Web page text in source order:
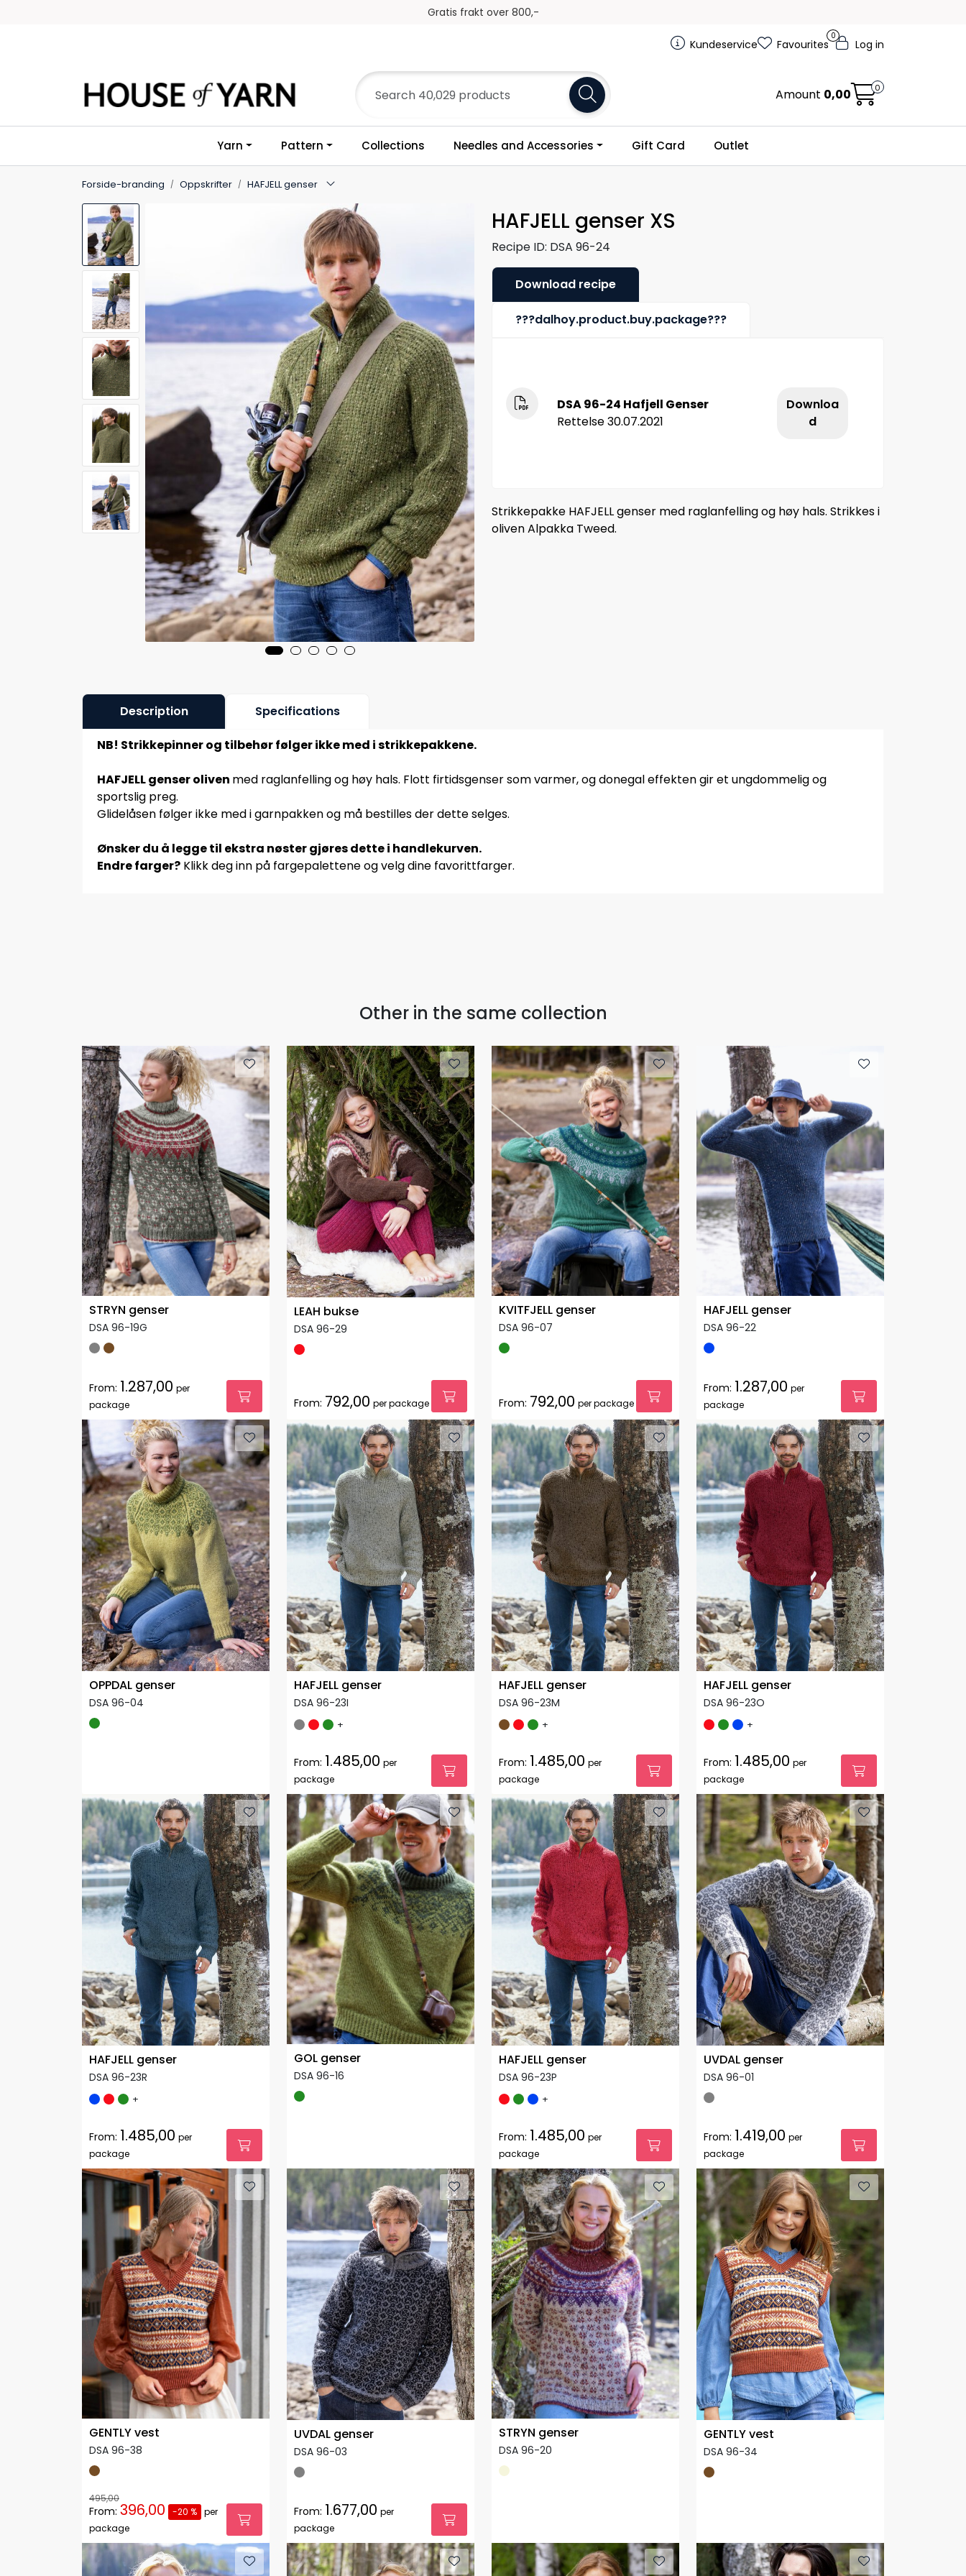
Frakt 79,-
Kundeservice
0
Favourites Log in
Amount 0,00 0
Yarn Pattern Collections Needles and Accessories Gift Card Outlet
Forside-branding Oppskrifter HAFJELL genser
HAFJELL genser XS
Recipe ID: DSA 96-24
Download recipe
???dalhoy.product.buy.package???
DSA 96-24 Hafjell Genser
Rettelse 30.07.2021
Downloa
d
Strikkepakke HAFJELL genser med raglanfelling og høy hals. Strikkes i
oliven Alpakka Tweed.
Description Specifications
NB! Strikkepinner og tilbehør følger ikke med i strikkepakkene.
HAFJELL genser oliven med raglanfelling og høy hals. Flott firtidsgenser som varmer, og donegal effekten gir et ungdommelig og
sportslig preg.
Glidelåsen følger ikke med i garnpakken og må bestilles der dette selges.
Ønsker du å legge til ekstra nøster gjøres dette i handlekurven.
Endre farger? Klikk deg inn på fargepalettene og velg dine favorittfarger.
Other in the same collection
STRYN genser
DSA 96-19G
From: 1.287,00 per
package
LEAH bukse
DSA 96-29
From: 792,00 per package
KVITFJELL genser
DSA 96-07
From: 792,00 per package
HAFJELL genser
DSA 96-22
From: 1.287,00 per
package
OPPDAL genser
DSA 96-04
HAFJELL genser
DSA 96-23I
+
From: 1.485,00 per
package
HAFJELL genser
DSA 96-23M
+
From: 1.485,00 per
package
HAFJELL genser
DSA 96-23O
+
From: 1.485,00 per
package
HAFJELL genser
DSA 96-23R
+
From: 1.485,00 per
package
GOL genser
DSA 96-16
HAFJELL genser
DSA 96-23P
+
From: 1.485,00 per
package
UVDAL genser
DSA 96-01
From: 1.419,00 per
package
GENTLY vest
DSA 96-38
495,00
From: 396,00 -20 % per
package
UVDAL genser
DSA 96-03
From: 1.677,00 per
package
STRYN genser
DSA 96-20
GENTLY vest
DSA 96-34